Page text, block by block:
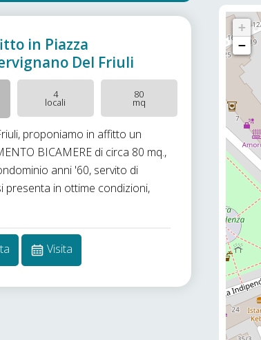
in Piazza
Del Friuli
4
locali
80
mq
proponiamo in affitto un
BICAMERE di circa 80 mq.,
anni '60, servito di
presenta in ottime condizioni,
Visita
+
−